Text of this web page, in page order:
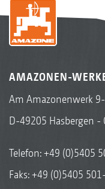
AMAZONEN-
Am Amazonenwerk
D-49205 Hasbergen -
Telefon:+49 (0)5405
Faks: +49 (0)5405